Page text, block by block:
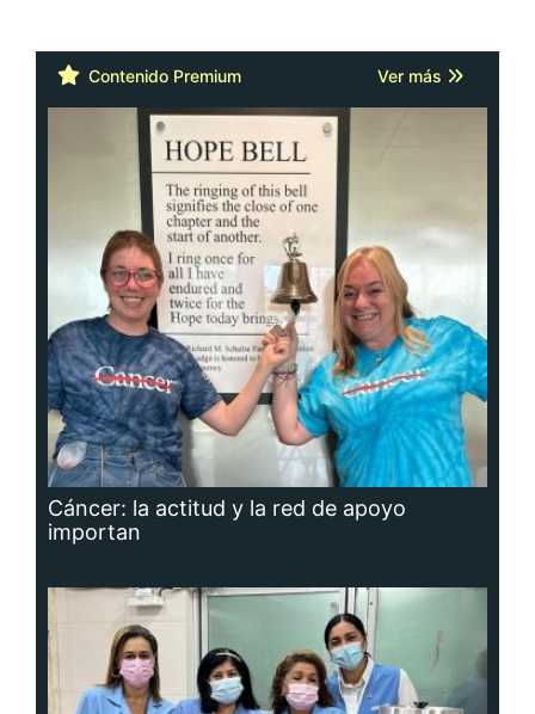
Contenido Premium Ver más
Cáncer: la actitud y la red de apoyo
importan